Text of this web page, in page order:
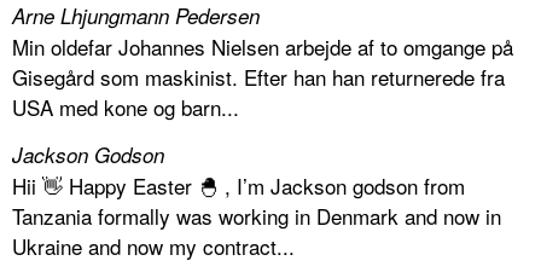
Arne Lhjungmann Pedersen
Min oldefar Johannes Nielsen arbejde af to omgange på
Gisegård som maskinist. Efter han han returnerede fra
USA med kone og barn...
Jackson Godson
Hii 👋 Happy Easter 🐣 , I’m Jackson godson from
Tanzania formally was working in Denmark and now in
Ukraine and now my contract...